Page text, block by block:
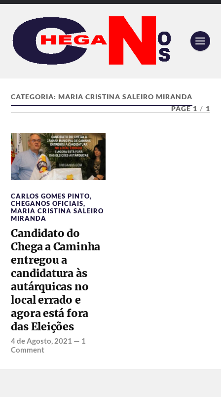
CATEGORIA:MARIA CRISTINA SALEIRO MIRANDA
PAGE 1 / 1
CARLOS GOMES PINTO,
CHEGANOS OFICIAIS,
MARIA CRISTINA SALEIRO
MIRANDA
Candidato do
Chega a Caminha
entregou a
candidatura às
autárquicas no
local errado e
agora está fora
das Eleições
4 de Agosto, 2021 — 1
Comment